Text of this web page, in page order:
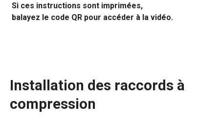
Si ces instructions sont imprimées,
balayez le code QR pour accéder à la vidéo.
Installation des raccords à
compression